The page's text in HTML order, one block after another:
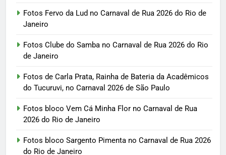
Fotos Fervo da Lud no Carnaval de Rua 2026 do Rio de
Janeiro
Fotos Clube do Samba no Carnaval de Rua 2026 do Rio
de Janeiro
Fotos de Carla Prata, Rainha de Bateria da Acadêmicos
do Tucuruvi, no Carnaval 2026 de São Paulo
Fotos bloco Vem Cá Minha Flor no Carnaval de Rua
2026 do Rio de Janeiro
Fotos bloco Sargento Pimenta no Carnaval de Rua 2026
do Rio de Janeiro